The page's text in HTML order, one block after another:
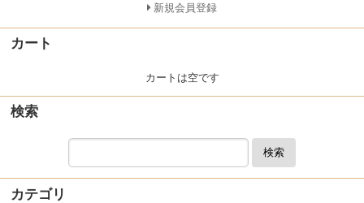
新規会員登録
カート
カートは空です
検索
検索
カテゴリ